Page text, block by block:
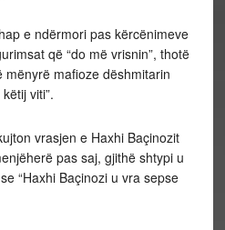
e ndërmori pas kërcënimeve
që “do më vrisnin”, thotë
mënyrë mafioze dëshmitarin
viti”.
vrasjen e Haxhi Baçinozit
pas saj, gjithë shtypi u
“Haxhi Baçinozi u vra sepse